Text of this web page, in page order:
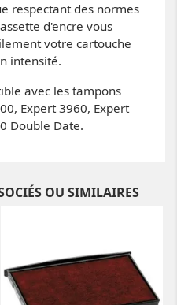
respectant des normes
d'encre vous
votre cartouche
intensité.
avec les tampons
Expert 3960, Expert
Double Date.
OU SIMILAIRES